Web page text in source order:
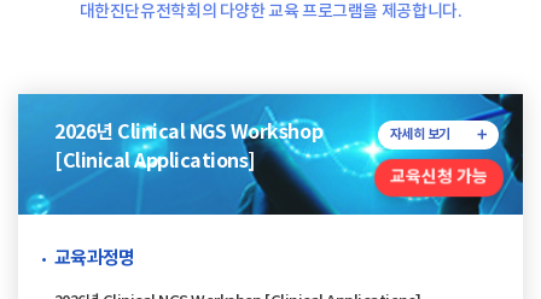
대한진단유전학회의 다양한 교육 프로그램을 제공합니다.
2026년 Clinical NGS Workshop
[Clinical Applications]
자세히 보기
교육신청 가능
교육과정명